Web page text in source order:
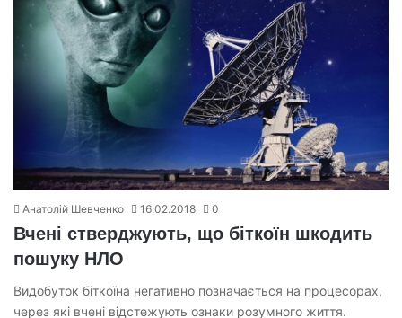
Анатолій Шевченко 16.02.2018 0
Вчені стверджують, що біткоїн шкодить
пошуку НЛО
Видобуток біткоїна негативно позначається на процесорах,
через які вчені відстежують ознаки розумного життя.